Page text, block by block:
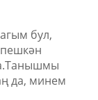
бул,
да, минем